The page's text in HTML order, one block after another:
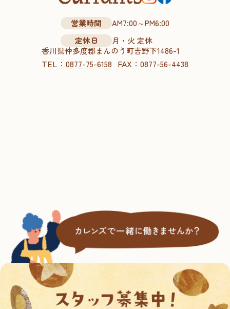
営業時間
AM7:00～PM6:00
定休日
月・火 定休
香川県仲多度郡まんのう町吉野下1486-1
TEL： 0877-75-6158 FAX： 0877-56-4438